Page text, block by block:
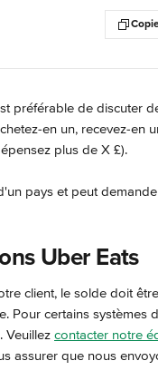
préférable de discuter
en un, recevez-en
plus de X £).
pays et peut
Uber Eats
client, le solde doit
Pour certains systèmes
Veuillez contacter notre
assurer que nous